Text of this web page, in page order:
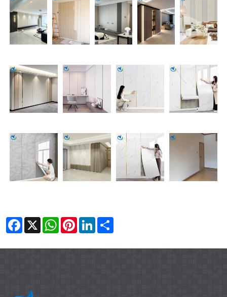
Facebook
X WhatsAppPinterestLinkedIn